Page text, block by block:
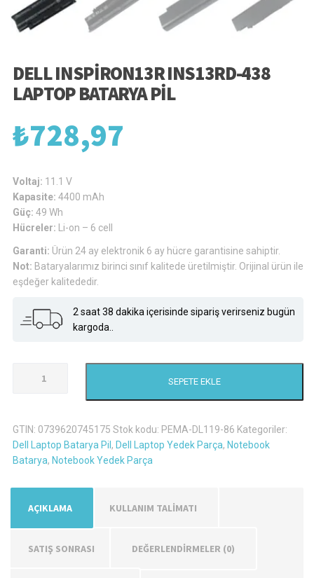
DELL INSPIRON13R INS13RD-438
LAPTOP BATARYA PIL
₺728,97
Voltaj: 11.1 V
Kapasite: 4400 mAh
Güç: 49 Wh
Hücreler:
Li-on – 6 cell
Garanti: Ürün 24 ay elektronik 6 ay hücre garantisine sahiptir.
Not: Bataryalarımız birinci sınıf kalitede üretilmiştir. Orijinal ürün ile
eşdeğer kalitededir.
2 saat 38 dakika içerisinde sipariş verirseniz bugün
kargoda..
Inspiron13R
Laptop
Batarya
Pil
SEPETE EKLE
GTIN: 0739620745175 Stok kodu: PEMA-DL119-86 Kategoriler:
Dell Laptop Batarya Pil , Dell Laptop Yedek Parça, Notebook
Batarya, Notebook Yedek Parça
AÇIKLAMA KULLANIM TALİMATI
SATIŞ SONRASI DEĞERLENDIRMELER (0)